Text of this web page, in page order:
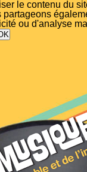
le contenu du
ou d'analyse